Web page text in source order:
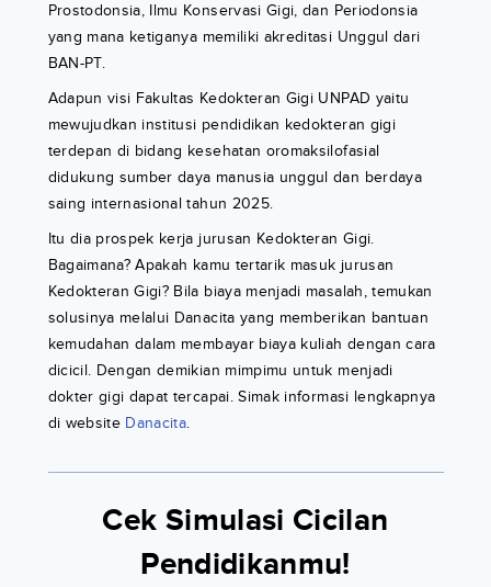
Prostodonsia, Ilmu Konservasi Gigi, dan Periodonsia
yang mana ketiganya memiliki akreditasi Unggul dari
BAN-PT.
Adapun visi Fakultas Kedokteran Gigi UNPAD yaitu
mewujudkan institusi pendidikan kedokteran gigi
terdepan di bidang kesehatan oromaksilofasial
didukung sumber daya manusia unggul dan berdaya
saing internasional tahun 2025.
Itu dia prospek kerja jurusan Kedokteran Gigi.
Bagaimana? Apakah kamu tertarik masuk jurusan
Kedokteran Gigi? Bila biaya menjadi masalah, temukan
solusinya melalui Danacita yang memberikan bantuan
kemudahan dalam membayar biaya kuliah dengan cara
dicicil. Dengan demikian mimpimu untuk menjadi
dokter gigi dapat tercapai. Simak informasi lengkapnya
di website Danacita.
Cek Simulasi Cicilan
Pendidikanmu!